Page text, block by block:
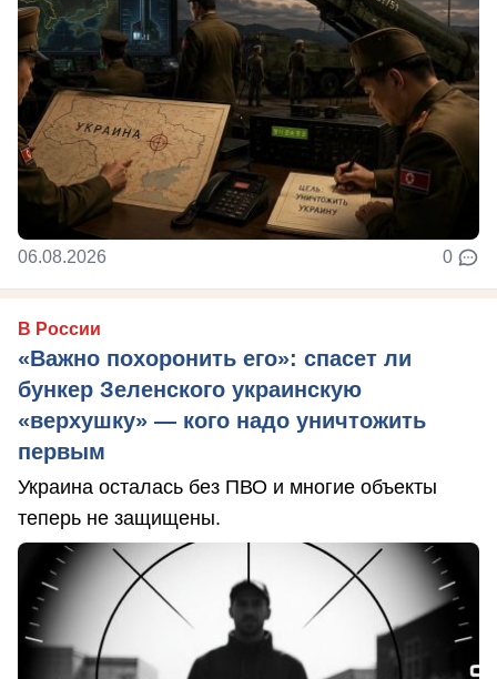
06.08.2026 0
В России
«Важно похоронить его»: спасет ли
бункер Зеленского украинскую
«верхушку» — кого надо уничтожить
первым
Украина осталась без ПВО и многие объекты
теперь не защищены.